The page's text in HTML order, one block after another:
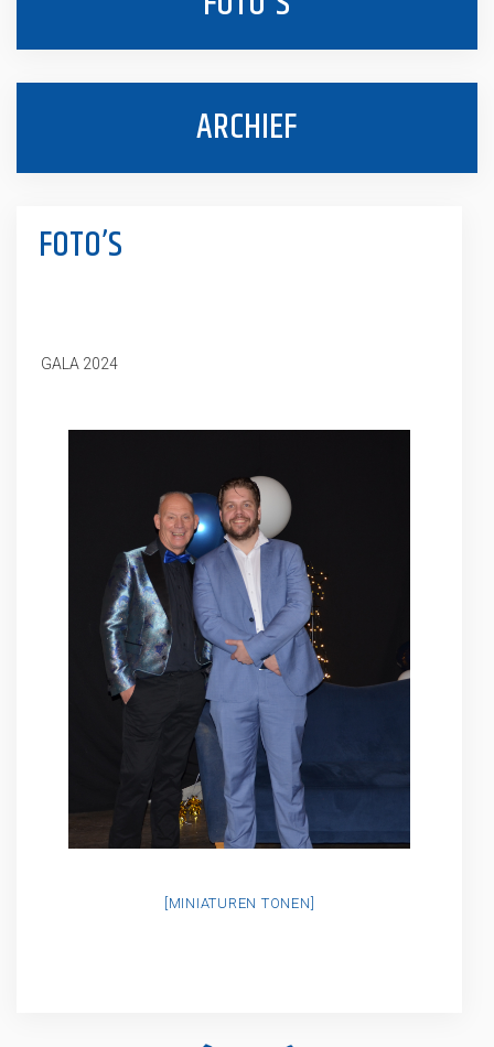
ARCHIEF
FOTO’S
GALA 2024
[MINIATUREN TONEN]